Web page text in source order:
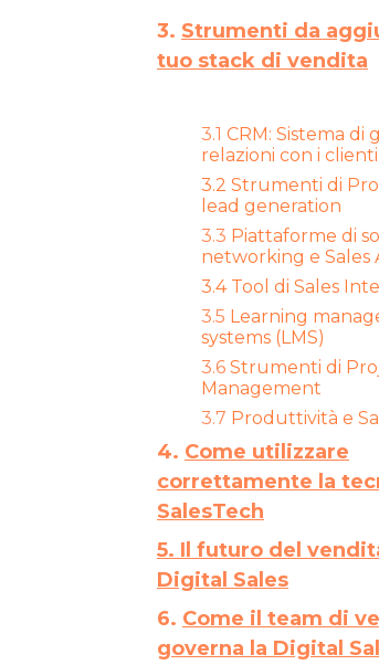
3. Strumenti da
tuo stack di vendita
3.1 CRM: Sistema di
relazioni con i clienti
3.2 Strumenti di
lead generation
3.3 Piattaforme di
networking e Sales
3.4Tool di Sales
3.5 Learning
systems (LMS)
3.6 Strumenti di
Management
3.7 Produttività e
4. Come utilizzare
correttamente la
SalesTech
5. Il futuro del
Digital Sales
6. Come il team di
governa la Digital